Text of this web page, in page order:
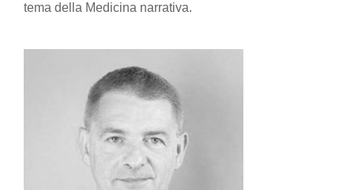
tema della Medicina narrativa.